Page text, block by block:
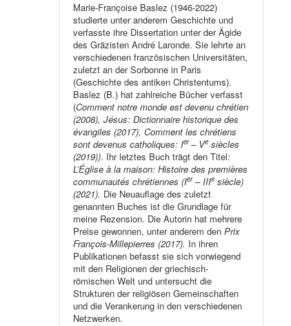
Marie-Françoise Baslez (1946-2022)
studierte unter anderem Geschichte und
verfasste ihre Dissertation unter der Ägide
des Gräzisten André Laronde. Sie lehrte an
verschiedenen französischen Universitäten,
zuletzt an der Sorbonne in Paris
(Geschichte des antiken Christentums).
Baslez (B.) hat zahlreiche Bücher verfasst
(Comment notre monde est devenu chrétien
(2008), Jésus: Dictionnaire historique des
évangiles (2017), Comment les chrétiens
sont devenus catholiques: Ier– Ve siècles
(2019)). Ihr letztes Buch trägt den Titel:
L’Église à la maison: Histoire des premières
communautés chrétiennes (Ier– IIIe siècle)
(2021). Die Neuauflage des zuletzt
genannten Buches ist die Grundlage für
meine Rezension. Die Autorin hat mehrere
Preise gewonnen, unter anderem denPrix
François-Millepierres (2017). In ihren
Publikationen befasst sie sich vorwiegend
mit den Religionen der griechisch-
römischen Welt und untersucht die
Strukturen der religiösen Gemeinschaften
und die Verankerung in den verschiedenen
Netzwerken.